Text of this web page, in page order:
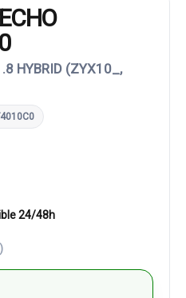
HYBRID (ZYX10_,
24/48h